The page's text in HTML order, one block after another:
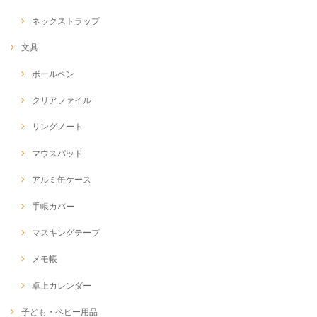
ネックストラップ
文具
ボールペン
クリアファイル
リングノート
マウスパッド
アルミ缶ケース
手帳カバー
マスキングテープ
メモ帳
卓上カレンダー
子ども・ベビー用品